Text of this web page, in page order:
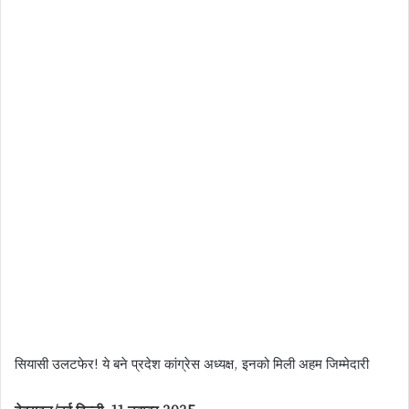
सियासी उलटफेर! ये बने प्रदेश कांग्रेस अध्यक्ष, इनको मिली अहम जिम्मेदारी